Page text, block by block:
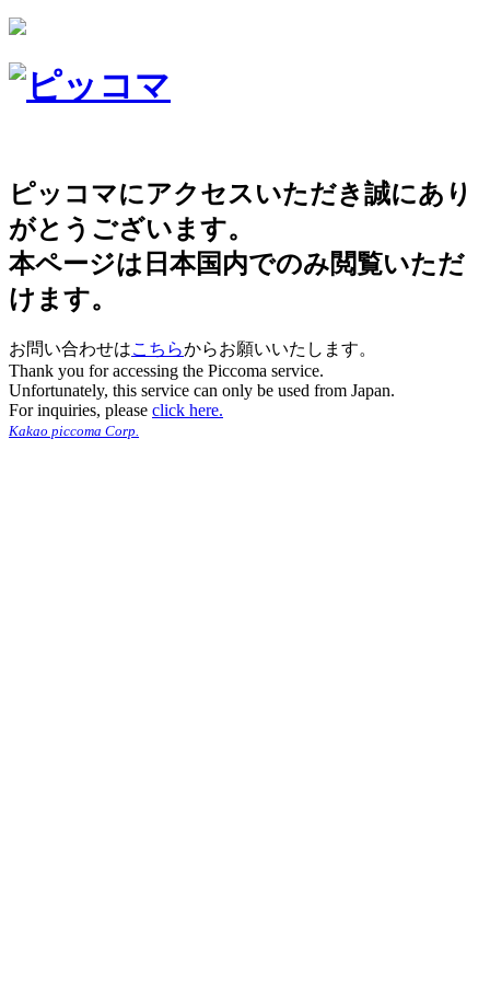
ピッコマにアクセスいただき誠にあり
がとうございます。
本ページは日本国内でのみ閲覧いただ
けます。
お問い合わせはこちらからお願いいたします。
Thank you for accessing the Piccoma service.
Unfortunately, this service can only be used from Japan.
For inquiries, please click here.
Kakao piccoma Corp.